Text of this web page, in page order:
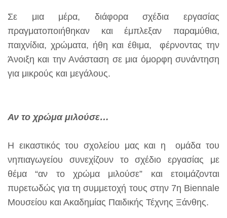
Σε μια μέρα, διάφορα σχέδια εργασίας
πραγματοποιήθηκαν και έμπλεξαν παραμύθια,
παιχνίδια, χρώματα, ήθη και έθιμα, φέρνοντας την
Άνοιξη και την Ανάσταση σε μια όμορφη συνάντηση
για μικρούς και μεγάλους.
Αν το χρώμα μιλούσε…
Η εικαστικός του σχολείου μας και η ομάδα του
νηπιαγωγείου συνεχίζουν το σχέδιο εργασίας με
θέμα “αν το χρώμα μιλούσε” και ετοιμάζονται
πυρετωδώς για τη συμμετοχή τους στην 7η Biennale
Μουσείου και Ακαδημίας Παιδικής Τέχνης Ξάνθης.